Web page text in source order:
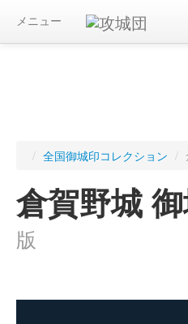
メニュー
/ 全国御城印コレクション /
倉賀野城
版